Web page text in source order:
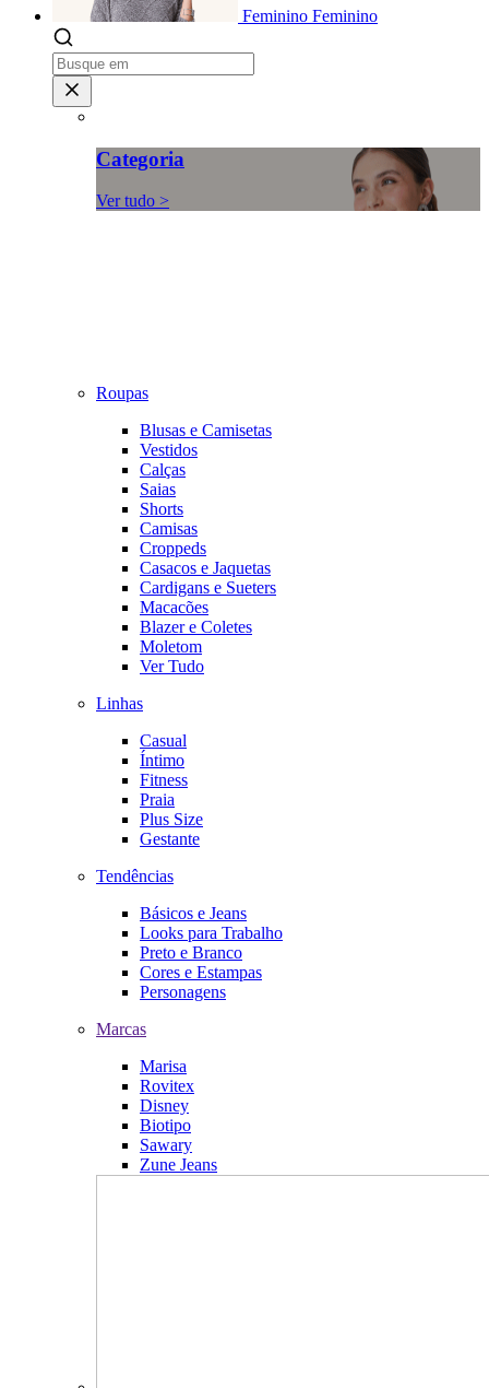
Feminino Feminino
Categoria
Ver tudo >
Roupas
Blusas e Camisetas
Vestidos
Calças
Saias
Shorts
Camisas
Croppeds
Casacos e Jaquetas
Cardigans e Sueters
Macacões
Blazer e Coletes
Moletom
Ver Tudo
Linhas
Casual
Íntimo
Fitness
Praia
Plus Size
Gestante
Tendências
Básicos e Jeans
Looks para Trabalho
Preto e Branco
Cores e Estampas
Personagens
Marcas
Marisa
Rovitex
Disney
Biotipo
Sawary
Zune Jeans